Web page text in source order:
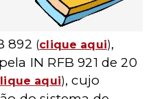
892 (clique aqui),
IN RFB 921 de 20
aqui), cujo